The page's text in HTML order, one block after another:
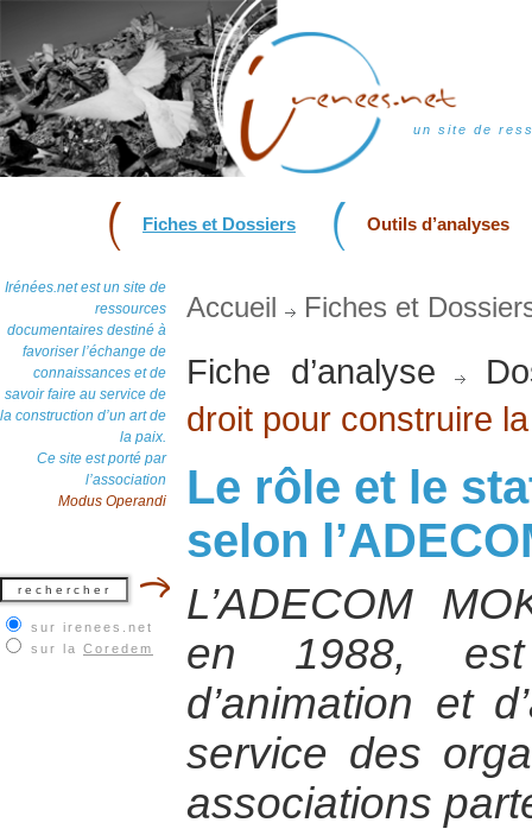
un site de
Fiches et Dossiers Outils d’analyses
Irénées.net est un site de
ressources
documentaires destiné à
favoriser l’échange de
connaissances et de
savoir faire au service de
la construction d’un art de
la paix.
Ce site est porté par
l’association
Modus Operandi
sur irenees.net
sur la Coredem
Accueil Fiches et
Fiche d’analyse
droit pour construire
Le rôle et le
selon
L’ADECOM
en 1988, est
d’animation et
service des
associations